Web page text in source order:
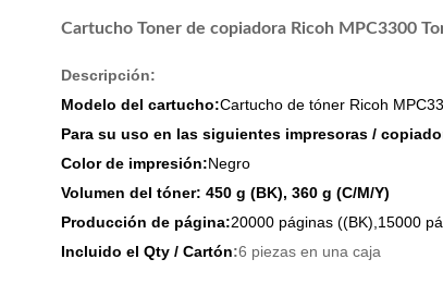
Cartucho Toner de copiadora Ricoh MPC3300
Descripción:
Modelo del cartucho:Cartucho de tóner Ricoh
Para su uso en las siguientes impresoras /
Color de impresión:Negro
Volumen del tóner: 450 g (BK), 360 g (C/M/Y)
Producción de página:20000 páginas ((BK),15000
Incluido el Qty / Cartón:6 piezas en una caja